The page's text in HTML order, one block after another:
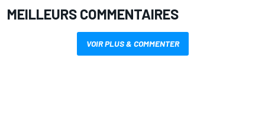
MEILLEURS COMMENTAIRES
VOIR PLUS & COMMENTER